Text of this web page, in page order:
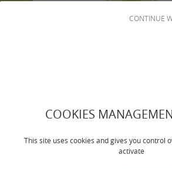
COOKIES
This site uses cookies and gives you control
activate
CONTINUE
Filtrer et classer